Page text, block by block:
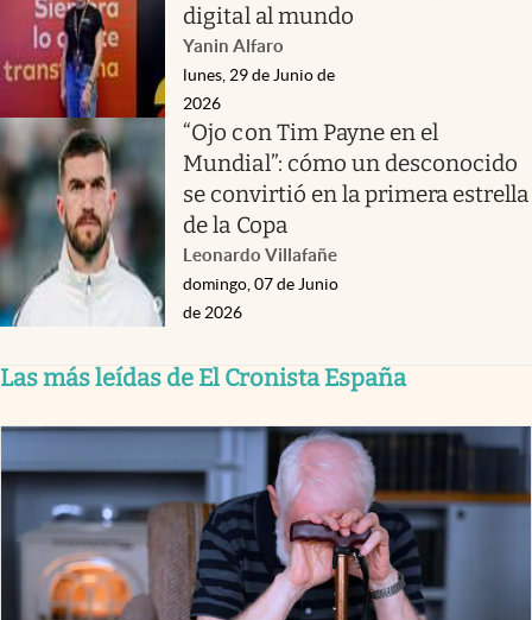
digital al mundo
Yanin Alfaro
lunes, 29 de Junio de
2026
“Ojo con Tim Payne en el
Mundial”: cómo un desconocido
se convirtió en la primera estrella
de la Copa
Leonardo Villafañe
domingo, 07 de Junio
de 2026
Las más leídas de El Cronista España